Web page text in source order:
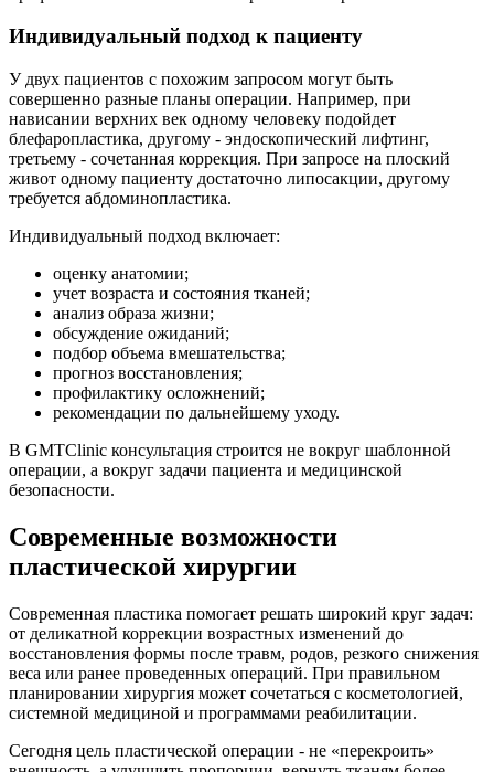
Индивидуальный подход к пациенту
У двух пациентов с похожим запросом могут быть
совершенно разные планы операции. Например, при
нависании верхних век одному человеку подойдет
блефаропластика, другому - эндоскопический лифтинг,
третьему - сочетанная коррекция. При запросе на плоский
живот одному пациенту достаточно липосакции, другому
требуется абдоминопластика.
Индивидуальный подход включает:
оценку анатомии;
учет возраста и состояния тканей;
анализ образа жизни;
обсуждение ожиданий;
подбор объема вмешательства;
прогноз восстановления;
профилактику осложнений;
рекомендации по дальнейшему уходу.
В GMTClinic консультация строится не вокруг шаблонной
операции, а вокруг задачи пациента и медицинской
безопасности.
Современные возможности
пластической хирургии
Современная пластика помогает решать широкий круг задач:
от деликатной коррекции возрастных изменений до
восстановления формы после травм, родов, резкого снижения
веса или ранее проведенных операций. При правильном
планировании хирургия может сочетаться с косметологией,
системной медициной и программами реабилитации.
Сегодня цель пластической операции - не «перекроить»